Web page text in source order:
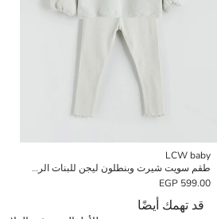
LCW baby
طقم سويت شيرت وبنطلون ليجن للبنات الرضع بياقة بيتر بان قطعتين
599.00 EGP
قد تهمك أيضًا